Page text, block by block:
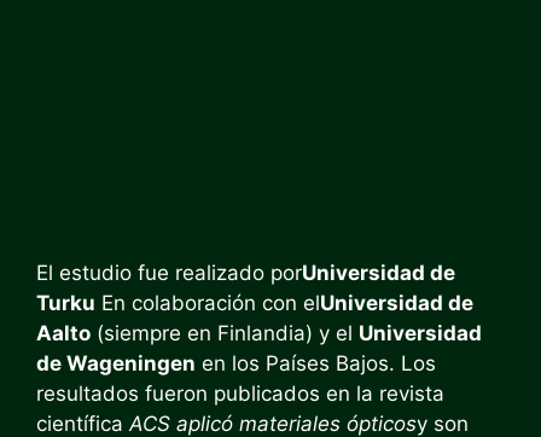
El estudio fue realizado porUniversidad de
Turku En colaboración con elUniversidad de
Aalto (siempre en Finlandia) y el Universidad
de Wageningen en los Países Bajos. Los
resultados fueron publicados en la revista
científicaACS aplicó materiales ópticosy son